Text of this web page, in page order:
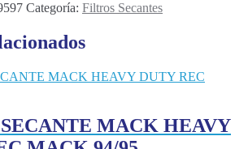
Categoría: Filtros Secantes
MACK HEAVY